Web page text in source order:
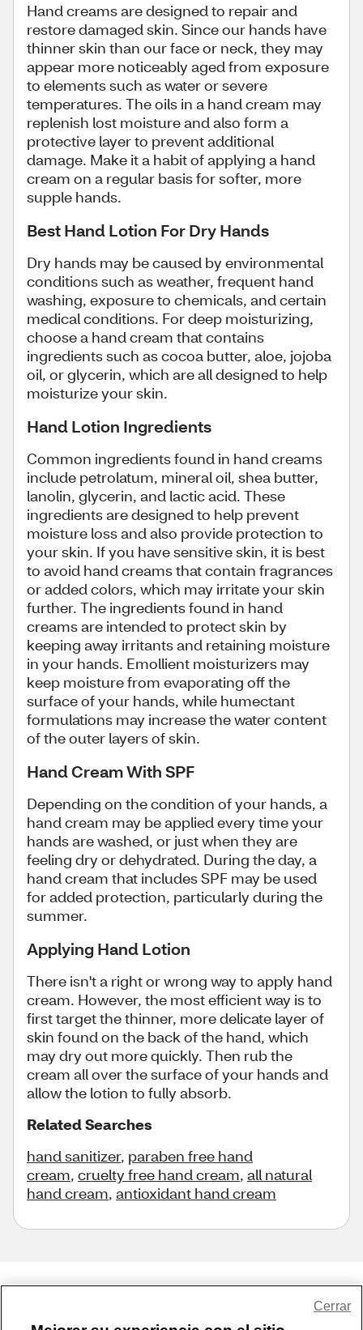
Hand creams are designed to repair and
restore damaged skin. Since our hands have
thinner skin than our face or neck, they may
appear more noticeably aged from exposure
to elements such as water or severe
temperatures. The oils in a hand cream may
replenish lost moisture and also form a
protective layer to prevent additional
damage. Make it a habit of applying a hand
cream on a regular basis for softer, more
supple hands.
Best Hand Lotion For Dry Hands
Dry hands may be caused by environmental
conditions such as weather, frequent hand
washing, exposure to chemicals, and certain
medical conditions. For deep moisturizing,
choose a hand cream that contains
ingredients such as cocoa butter, aloe, jojoba
oil, or glycerin, which are all designed to help
moisturize your skin.
Hand Lotion Ingredients
Common ingredients found in hand creams
include petrolatum, mineral oil, shea butter,
lanolin, glycerin, and lactic acid. These
ingredients are designed to help prevent
moisture loss and also provide protection to
your skin. If you have sensitive skin, it is best
to avoid hand creams that contain fragrances
or added colors, which may irritate your skin
further. The ingredients found in hand
creams are intended to protect skin by
keeping away irritants and retaining moisture
in your hands. Emollient moisturizers may
keep moisture from evaporating off the
surface of your hands, while humectant
formulations may increase the water content
of the outer layers of skin.
Hand Cream With SPF
Depending on the condition of your hands, a
hand cream may be applied every time your
hands are washed, or just when they are
feeling dry or dehydrated. During the day, a
hand cream that includes SPF may be used
for added protection, particularly during the
summer.
Applying Hand Lotion
There isn't a right or wrong way to apply hand
cream. However, the most efficient way is to
first target the thinner, more delicate layer of
skin found on the back of the hand, which
may dry out more quickly. Then rub the
cream all over the surface of your hands and
allow the lotion to fully absorb.
Related Searches
hand sanitizer, paraben free hand
cream, cruelty free hand cream, all natural
hand cream, antioxidant hand cream
Cerrar